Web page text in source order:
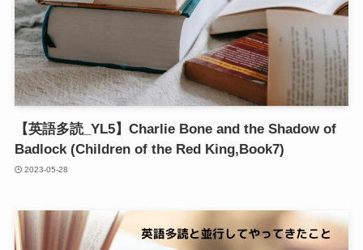
【英語多読_YL5】Charlie Bone and the Shadow of
Badlock (Children of the Red King,Book7)
2023-05-28